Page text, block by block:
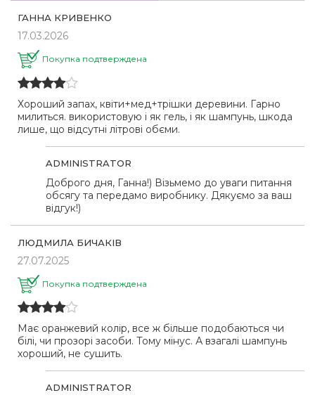
ГАННА КРИВЕНКО
17.03.2026
Покупка подтверждена
Хороший запах, квіти+мед+трішки деревини. Гарно
милиться. використовую і як гель, і як шампунь, шкода
лише, що відсутні літрові обєми.
ADMINISTRATOR
Доброго дня, Ганна!) Візьмемо до уваги питання
обсягу та передамо виробнику. Дякуємо за ваш
відгук!)
ЛЮДМИЛА БИЧАКІВ
27.07.2025
Покупка подтверждена
Має оранжевий колір, все ж більше подобаються чи
білі, чи прозорі засоби. Тому мінус. А взагалі шампунь
хороший, не сушить.
ADMINISTRATOR